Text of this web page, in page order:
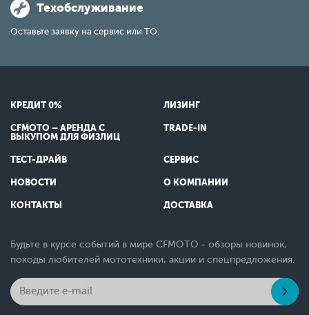
Техобслуживание
Оставьте заявку на сервис или ТО.
КРЕДИТ 0% ЛИЗИНГ
CFMOTO – АРЕНДА С
ВЫКУПОМ ДЛЯ ФИЗЛИЦ
TRADE-IN
ТЕСТ-ДРАЙВ СЕРВИС
НОВОСТИ О КОМПАНИИ
КОНТАКТЫ ДОСТАВКА
Будьте в курсе событий в мире CFMOTO - обзоры новинок,
походы любителей мототехники, акции и спецпредложения.